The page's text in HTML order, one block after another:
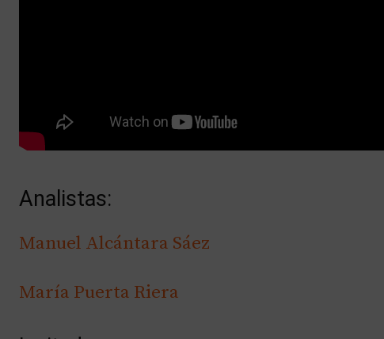
Analistas:
Manuel Alcántara Sáez
María Puerta Riera